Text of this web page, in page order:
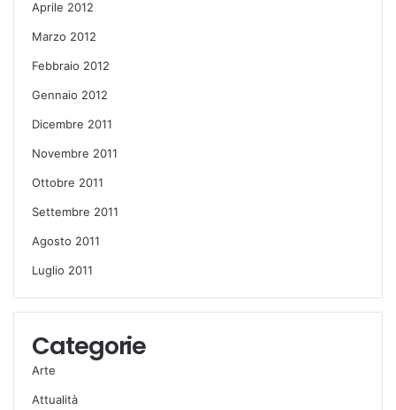
Aprile 2012
Marzo 2012
Febbraio 2012
Gennaio 2012
Dicembre 2011
Novembre 2011
Ottobre 2011
Settembre 2011
Agosto 2011
Luglio 2011
Categorie
Arte
Attualità